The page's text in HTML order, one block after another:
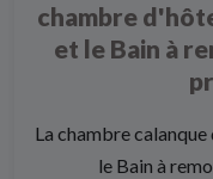
chambre
et le Bain à
La chambre
le Bain à